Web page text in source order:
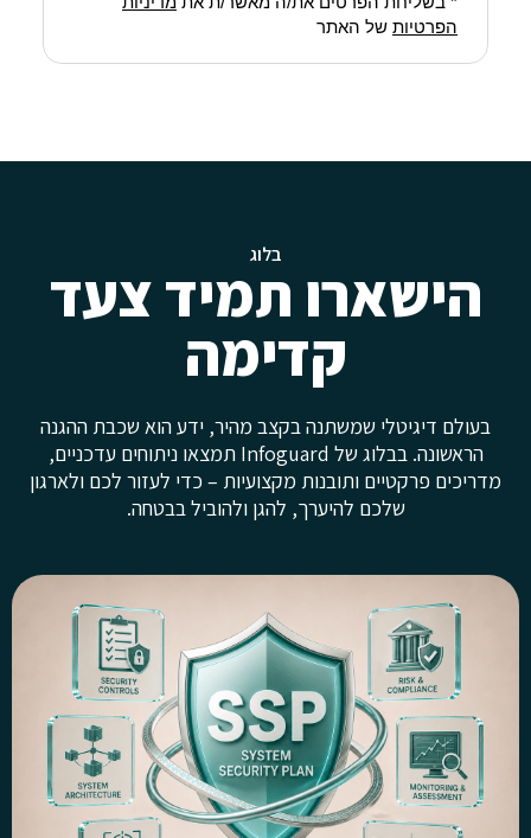
הפרטיות של האתר
בלוג
הישארו תמיד צעד
קדימה
בעולם דיגיטלי שמשתנה בקצב מהיר, ידע הוא שכבת ההגנה
הראשונה. בבלוג של Infoguard תמצאו ניתוחים עדכניים,
מדריכים פרקטיים ותובנות מקצועיות – כדי לעזור לכם ולארגון
שלכם להיערך, להגן ולהוביל בבטחה.